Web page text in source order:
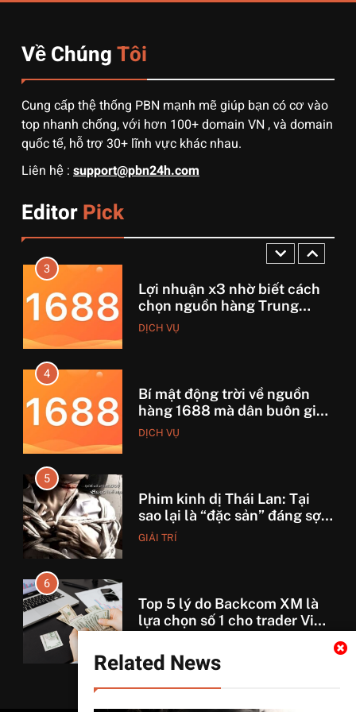
Related News
Về ChúngTôi
Cung cấp thệ thống PBN mạnh mẽ giúp bạn có cơ vào
top nhanh chống, với hơn 100+ domain VN , và domain
quốc tế, hỗ trợ 30+ lĩnh vực khác nhau.
Liên hệ : support@pbn24h.com
EditorPick
chọn đường biển hay đường
1
3 sai lầm chí mạng khiến
vốn, ôm sô
DỊCH VỤ
2
tháng lời 20 triệu
3
Lợi nhuận x3 nhờ biết cách
chọn nguồn hàng Trung
Quốc chuẩn
DỊCH VỤ
4
Bí mật động trời về nguồn
hàng 1688 mà dân buôn giấu
nhẹm!
DỊCH VỤ
5
Phim kinh dị Thái Lan: Tại
sao lại là “đặc sản” đáng sợ
nhất thế giới?
GIẢI TRÍ
6
Top 5 lý do Backcom XM là
lựa chọn số 1 cho trader Việt
hiện nay
7 Bước “thần thánh” giúp